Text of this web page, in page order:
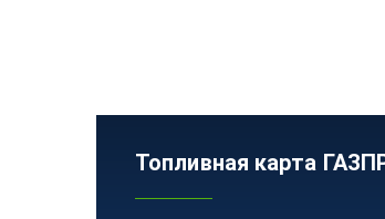
Топливная карта